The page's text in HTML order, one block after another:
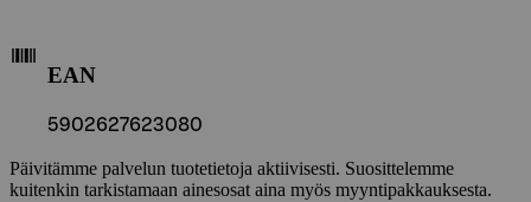
EAN
5902627623080
Päivitämme palvelun tuotetietoja aktiivisesti. Suosittelemme
kuitenkin tarkistamaan ainesosat aina myös myyntipakkauksesta.